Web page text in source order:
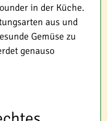
in der Küche.
aus und
Gemüse zu
genauso